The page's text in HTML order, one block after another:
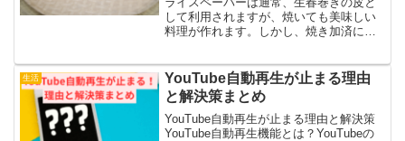
して利用されますが、焼いても美味しい
料理が作れます。しかし、焼き加済に
これらの問題はライスペーパーの特性や
加熱方法に関連しています。...
生活
YouTube自動再生が止まる理由
と解決策まとめ
YouTube自動再生が止まる理由と解決策
YouTube自動再生機能とは？YouTubeの